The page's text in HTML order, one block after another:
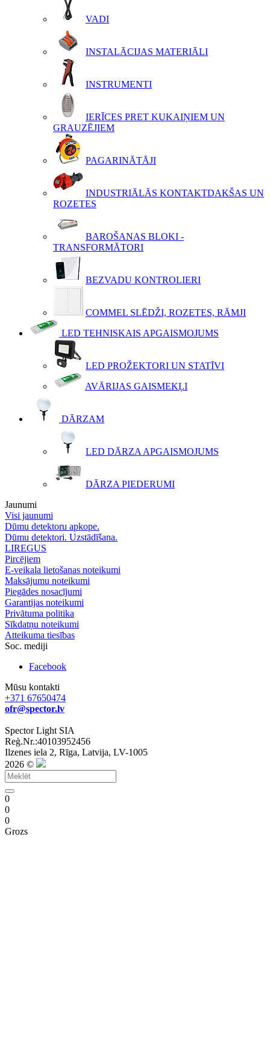
VADI
INSTALĀCIJAS MATERIĀLI
INSTRUMENTI
IERĪCES PRET KUKAIŅIEM UN
GRAUZĒJIEM
PAGARINĀTĀJI
INDUSTRIĀLĀS KONTAKTDAKŠAS UN
ROZETES
BAROŠANAS BLOKI -
TRANSFORMĀTORI
BEZVADU KONTROLIERI
COMMEL SLĒDŽI, ROZETES, RĀMJI
LED TEHNISKAIS APGAISMOJUMS
LED PROŽEKTORI UN STATĪVI
AVĀRIJAS GAISMEKĻI
DĀRZAM
LED DĀRZA APGAISMOJUMS
DĀRZA PIEDERUMI
Jaunumi
Visi jaunumi
Dūmu detektoru apkope.
Dūmu detektori. Uzstādīšana.
LIREGUS
Pircējiem
E-veikala lietošanas noteikumi
Maksājumu noteikumi
Piegādes nosacījumi
Garantijas noteikumi
Privātuma politika
Sīkdatņu noteikumi
Atteikuma tiesības
Soc. mediji
Facebook
Mūsu kontakti
+371 67650474
ofr@spector.lv
Spector Light SIA
Reģ.Nr.:40103952456
Ilzenes iela 2, Rīga, Latvija, LV-1005
2026 ©
0
0
0
Grozs